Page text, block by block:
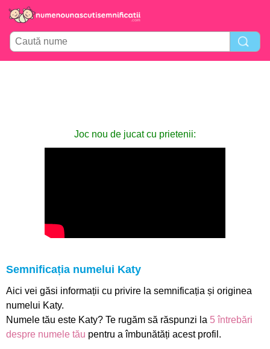
Joc nou de jucat cu prietenii:
Semnificația numelui Katy
Aici vei găsi informații cu privire la semnificația și originea
numelui Katy.
Numele tău este Katy? Te rugăm să răspunzi la 5 întrebări
despre numele tău pentru a îmbunătăți acest profil.